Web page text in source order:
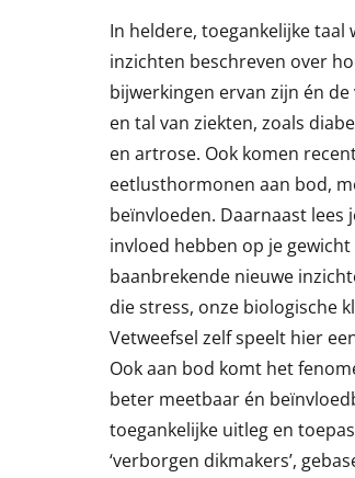
In heldere, toegankelijke
inzichten beschreven over
bijwerkingen ervan zijn én
en tal van ziekten, zoals
en artrose. Ook komen
eetlusthormonen aan bod,
beïnvloeden. Daarnaast
invloed hebben op je
baanbrekende nieuwe
die stress, onze biologische
Vetweefsel zelf speelt hier
Ook aan bod komt het
beter meetbaar én
toegankelijke uitleg en
‘verborgen dikmakers’,